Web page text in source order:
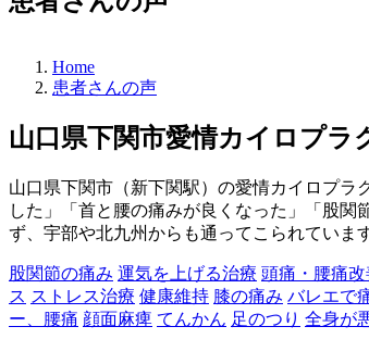
Home
患者さんの声
山口県下関市愛情カイロプラ
山口県下関市（新下関駅）の愛情カイロプ
した」「首と腰の痛みが良くなった」「股
ず、宇部や北九州からも通ってこられています
股関節の痛み 運気を上げる治療 頭痛・腰痛改
ス ストレス治療 健康維持 膝の痛み バレエで
ー、腰痛 顔面麻痺 てんかん 足のつり 全身が